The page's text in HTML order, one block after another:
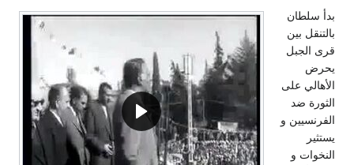
بدأ سلطان
بالتنقل بين
قرى الجبل
يحرض
الأهالي على
الثورة ضد
الفرنسيين و
يستثير
النخوات و